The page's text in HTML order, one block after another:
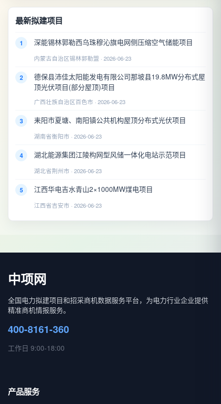
最新拟建项目
1 深能锡林郭勒西乌珠穆沁旗电网侧压缩空气储能项目
内蒙古自治区锡林郭勒盟 · 2026-06-23
2
德保县沛佳太阳能发电有限公司那坡县19.8MW分布式屋
顶光伏项目(部分屋顶)项目
广西壮族自治区百色市 · 2026-06-23
3 耒阳市夏塘、南阳镇公共机构屋顶分布式光伏项目
湖南省衡阳市 · 2026-06-23
4 湖北能源集团江陵构网型风储一体化电站示范项目
湖北省荆州市 · 2026-06-23
5 江西华电吉水青山2×1000MW煤电项目
江西省吉安市 · 2026-06-23
中项网
全国电力拟建项目和招采商机数据服务平台，为电力行业企业提供
精准商机情报服务。
400-8161-360
工作日 9:00-18:00
产品服务